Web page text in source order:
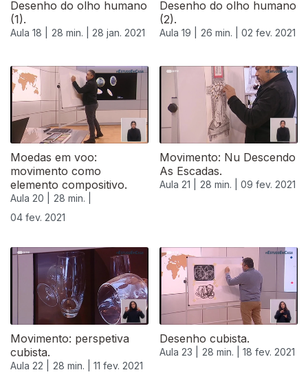
Desenho do olho humano
(1).
Aula 18 | 28 min. | 28 jan. 2021
Desenho do olho humano
(2).
Aula 19 | 26 min. | 02 fev. 2021
Moedas em voo:
movimento como
elemento compositivo.
Aula 20 |
28 min. |
04 fev. 2021
Movimento: Nu Descendo
As Escadas.
Aula 21 | 28 min. | 09 fev. 2021
Movimento: perspetiva
cubista.
Aula 22 | 28 min. | 11 fev. 2021
Desenho cubista.
Aula 23 | 28 min. | 18 fev. 2021
524891